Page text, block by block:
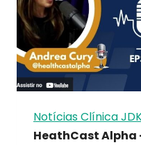
Notícias Clínica
HeathCast Alpha